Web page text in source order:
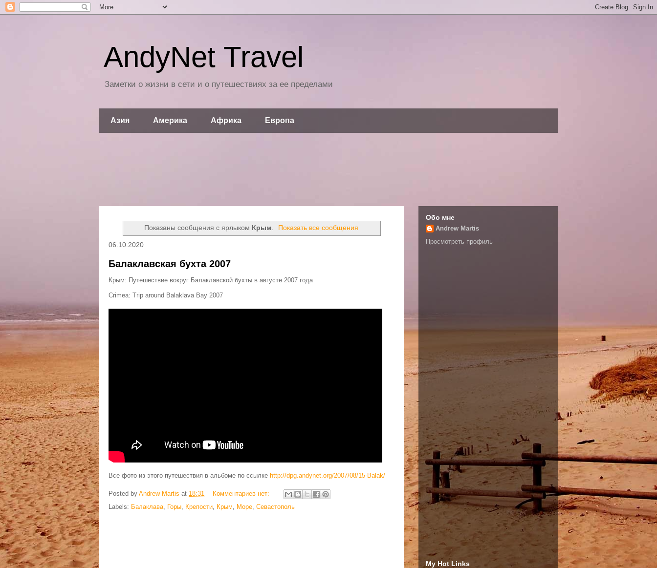
AndyNet Travel
Заметки о жизни в сети и о путешествиях за ее пределами
Азия Америка Африка Европа
Показаны сообщения с ярлыком Крым. Показать все сообщения
06.10.2020
Балаклавская бухта 2007
Крым: Путешествие вокруг Балаклавской бухты в августе 2007 года
Crimea: Trip around Balaklava Bay 2007
Все фото из этого путешествия в альбоме по ссылке http://dpg.andynet.org/2007/08/15-Balak/
Posted by Andrew Martis at 18:31
Комментариев нет:
Labels: Балаклава, Горы, Крепости, Крым, Море, Севастополь
Обо мне
Andrew Martis
Просмотреть профиль
My Hot Links